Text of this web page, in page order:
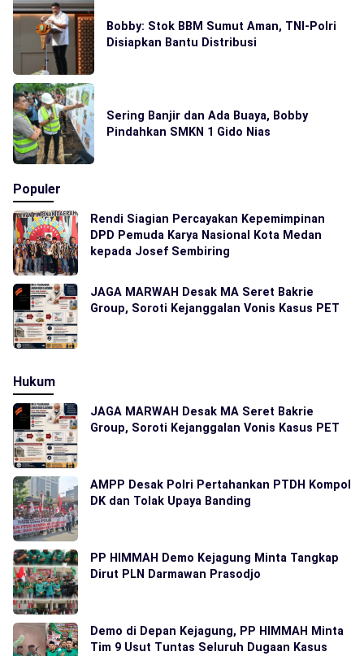
Bobby: Stok BBM Sumut Aman, TNI-Polri
Disiapkan Bantu Distribusi
Sering Banjir dan Ada Buaya, Bobby
Pindahkan SMKN 1 Gido Nias
Populer
Rendi Siagian Percayakan Kepemimpinan
DPD Pemuda Karya Nasional Kota Medan
kepada Josef Sembiring
JAGA MARWAH Desak MA Seret Bakrie
Group, Soroti Kejanggalan Vonis Kasus PET
Hukum
JAGA MARWAH Desak MA Seret Bakrie
Group, Soroti Kejanggalan Vonis Kasus PET
AMPP Desak Polri Pertahankan PTDH Kompol
DK dan Tolak Upaya Banding
PP HIMMAH Demo Kejagung Minta Tangkap
Dirut PLN Darmawan Prasodjo
Demo di Depan Kejagung, PP HIMMAH Minta
Tim 9 Usut Tuntas Seluruh Dugaan Kasus